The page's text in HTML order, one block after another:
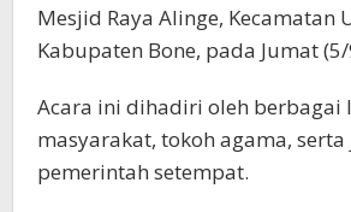
Mesjid Raya Alinge, Kecamatan
Kabupaten Bone, pada Jumat
Acara ini dihadiri oleh berbagai
masyarakat, tokoh agama,
pemerintah setempat.